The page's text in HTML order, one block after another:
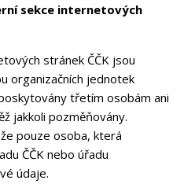
sekce internetových
stránek ČČK jsou
organizačních jednotek
třetím osobám ani
jakkoli pozměňovány.
pouze osoba, která
ČČK nebo úřadu
údaje.